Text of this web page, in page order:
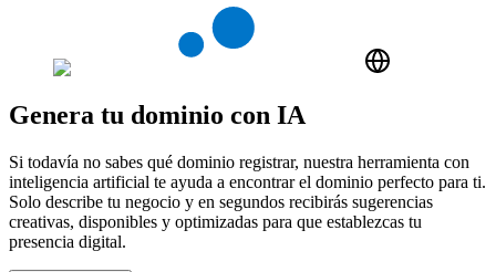
Genera tu dominio con IA
Si todavía no sabes qué dominio registrar, nuestra herramienta con
inteligencia artificial te ayuda a encontrar el dominio perfecto para ti.
Solo describe tu negocio y en segundos recibirás sugerencias
creativas, disponibles y optimizadas para que establezcas tu
presencia digital.